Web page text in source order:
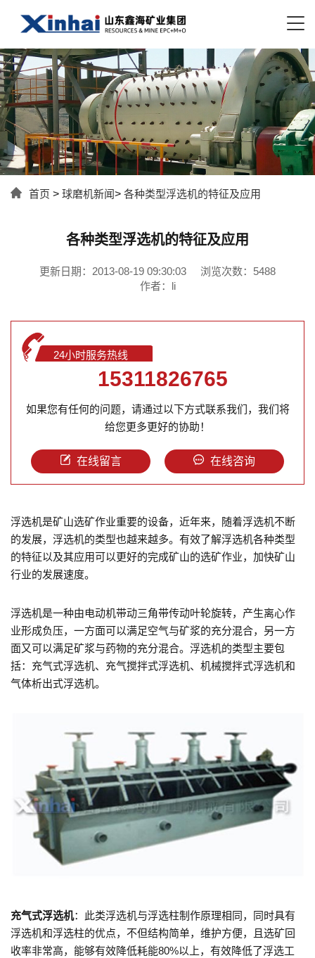
首页 > 球磨机新闻> 各种类型浮选机的特征及应用
各种类型浮选机的特征及应用
更新日期：2013-08-19 09:30:03
浏览次数：5488
作者：li
24小时服务热线
15311826765
如果您有任何的问题，请通过以下方式联系我们，我们将
给您更多更好的协助！
在线留言 在线咨询
浮选机是矿山选矿作业重要的设备，近年来，随着浮选机不断
的发展，浮选机的类型也越来越多。有效了解浮选机各种类型
的特征以及其应用可以更好的完成矿山的选矿作业，加快矿山
行业的发展速度。
浮选机是一种由电动机带动三角带传动叶轮旋转，产生离心作
业形成负压，一方面可以满足空气与矿浆的充分混合，另一方
面又可以满足矿浆与药物的充分混合。浮选机的类型主要包
括：充气式浮选机、充气搅拌式浮选机、机械搅拌式浮选机和
气体析出式浮选机。
充气式浮选机：此类浮选机与浮选柱制作原理相同，同时具有
浮选机和浮选柱的优点，不但结构简单，维护方便，且选矿回
收率非常高，能够有效降低耗能80%以上，有效降低了浮选工